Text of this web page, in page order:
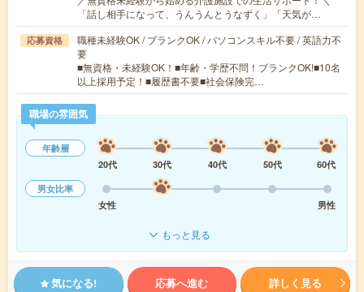
「話し相手になって、うんうんとうなずく」「天気が…
応募資格
職種未経験OK / ブランクOK / パソコンスキル不要 / 英語力不
要
■無資格・未経験OK！■年齢・学歴不問！ブランクOK!■10名
以上採用予定！■履歴書不要■社会保険完…
職場の雰囲気
年齢層
20代
30代 40代 50代
60代
男女比率
女性
男性
もっと見る
気になる! 応募へ進む 詳しく見る